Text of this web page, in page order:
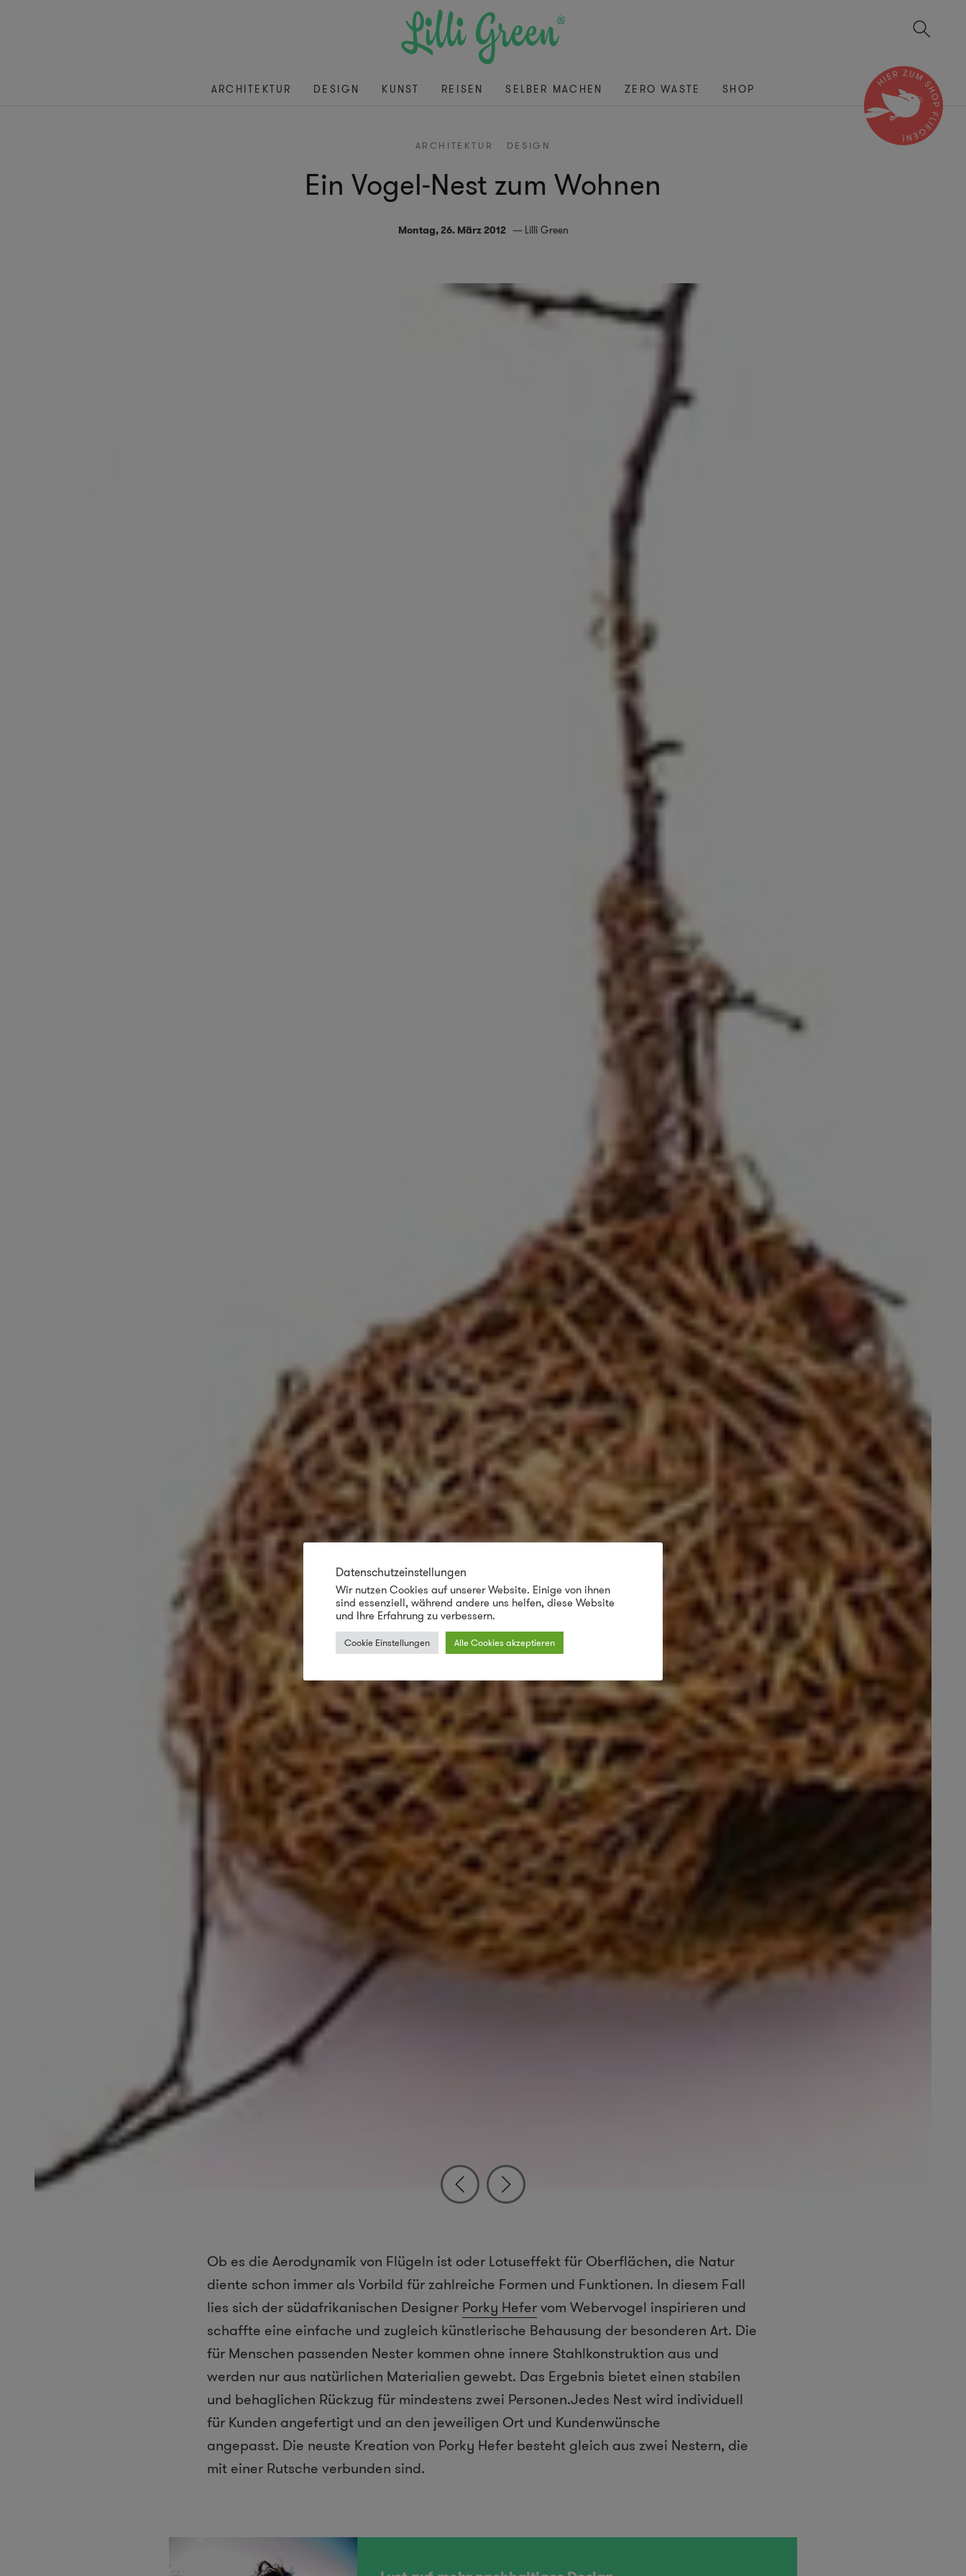
ARCHITEKTUR DESIGN KUNST REISEN SELBER MACHEN ZERO WASTE SHOP
ARCHITEKTUR DESIGN
Ein Vogel-Nest zum Wohnen
Montag, 26. März 2012 Lilli Green
Ob es die Aerodynamik von Flügeln ist oder Lotuseffekt für Oberflächen, die Natur
diente schon immer als Vorbild für zahlreiche Formen und Funktionen. In diesem Fall
lies sich der südafrikanischen Designer Porky Hefervom Webervogel inspirieren und
schaffte eine einfache und zugleich künstlerische Behausung der besonderen Art. Die
für Menschen passenden Nester kommen ohne innere Stahlkonstruktion aus und
werden nur aus natürlichen Materialien gewebt. Das Ergebnis bietet einen stabilen
und behaglichen Rückzug für mindestens zwei Personen.Jedes Nest wird individuell
für Kunden angefertigt und an den jeweiligen Ort und Kundenwünsche
angepasst. Die neuste Kreation von Porky Hefer besteht gleich aus zwei Nestern, die
mit einer Rutsche verbunden sind.
Datenschutzeinstellungen
Wir nutzen Cookies auf unserer Website. Einige von ihnen
sind essenziell, während andere uns helfen, diese Website
und Ihre Erfahrung zu verbessern.
Cookie Einstellungen Alle Cookies akzeptieren